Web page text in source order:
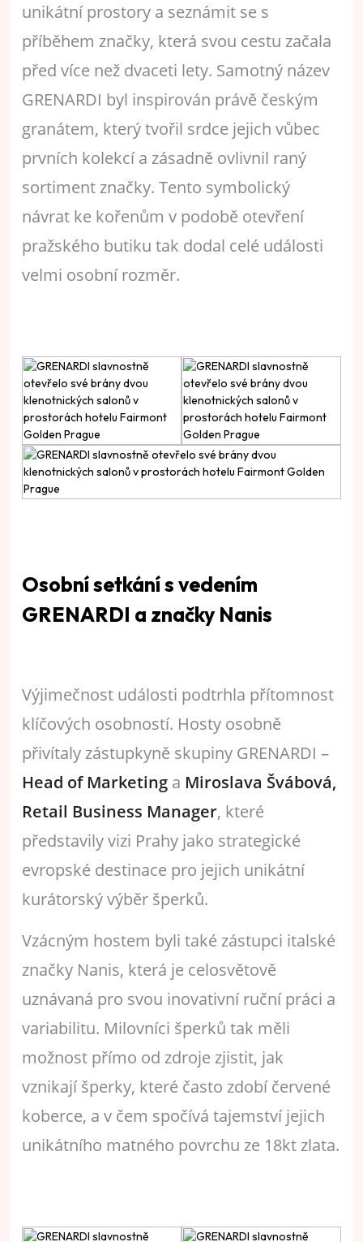
unikátní prostory a seznámit se s
příběhem značky, která svou cestu začala
před více než dvaceti lety. Samotný název
GRENARDI byl inspirován právě českým
granátem, který tvořil srdce jejich vůbec
prvních kolekcí a zásadně ovlivnil raný
sortiment značky. Tento symbolický
návrat ke kořenům v podobě otevření
pražského butiku tak dodal celé události
velmi osobní rozměr.
Osobní setkání s vedením
GRENARDI a značky Nanis
Výjimečnost události podtrhla přítomnost
klíčových osobností. Hosty osobně
přivítaly zástupkyně skupiny GRENARDI –
Head of Marketing a Miroslava Švábová,
Retail Business Manager, které
představily vizi Prahy jako strategické
evropské destinace pro jejich unikátní
kurátorský výběr šperků.
Vzácným hostem byli také zástupci italské
značky Nanis, která je celosvětově
uznávaná pro svou inovativní ruční práci a
variabilitu. Milovníci šperků tak měli
možnost přímo od zdroje zjistit, jak
vznikají šperky, které často zdobí červené
koberce, a v čem spočívá tajemství jejich
unikátního matného povrchu ze 18kt zlata.